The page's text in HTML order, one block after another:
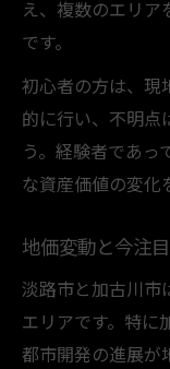
え、複数のエリア
です。
初心者の方は、現
的に行い、不明点
う。経験者であっ
な資産価値の変化
地価変動と今注
淡路市と加古川市
エリアです。特に
都市開発の進展が